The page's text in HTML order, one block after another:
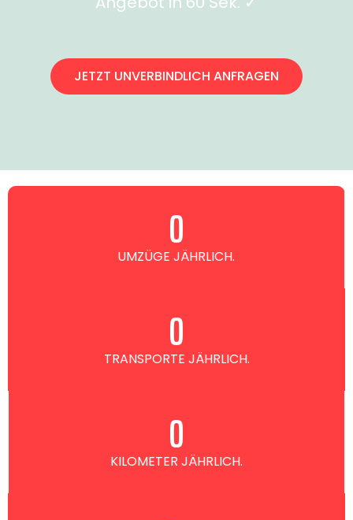
JETZT UNVERBINDLICH ANFRAGEN
UMZÜGE JÄHRLICH.
0
TRANSPORTE JÄHRLICH.
0
KILOMETER JÄHRLICH.
0